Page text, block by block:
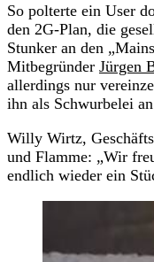
So polterte ein User
den 2G-Plan, die
Stunker an den
Mitbegründer Jürgen
allerdings nur
ihn als Schwurbelei
Willy Wirtz,
und Flamme: „Wir
endlich wieder ein